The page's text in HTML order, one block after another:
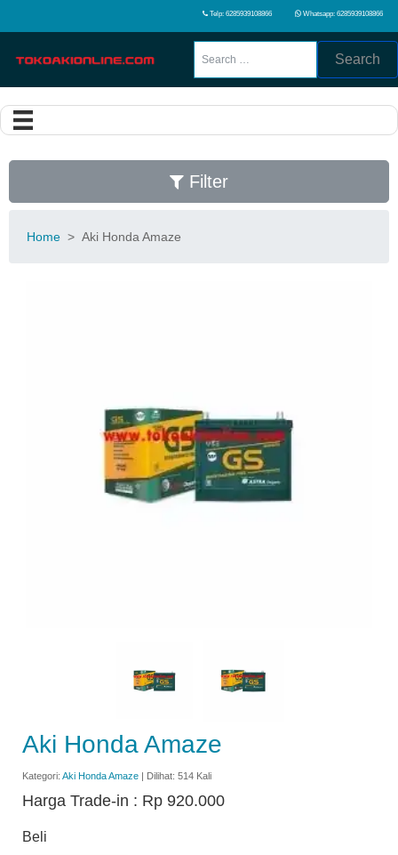
Telp: 6285939108866 Whatsapp: 6285939108866
Search
Filter
Home > Aki Honda Amaze
Aki Honda Amaze
Kategori: Aki Honda Amaze | Dilihat: 514 Kali
Harga Trade-in : Rp 920.000
Beli